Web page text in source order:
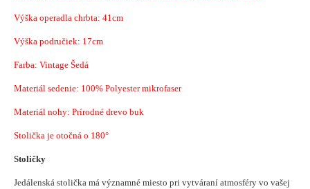
Výška operadla chrbta: 41cm
Výška područiek: 17cm
Farba: Vintage Šedá
Materiál sedenie: 100% Polyester mikrofaser
Materiál nohy: Prírodné drevo buk
Stolička je otočná o 180°
Stoličky
Jedálenská stolička má významné miesto pri vytváraní atmosféry vo vašej